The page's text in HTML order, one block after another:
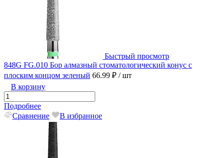
Быстрый просмотр
848G FG.010 Бор алмазный стоматологический конус с
плоским концом зеленый 66.99 ₽ / шт
В корзину
Подробнее
Сравнение
В избранное